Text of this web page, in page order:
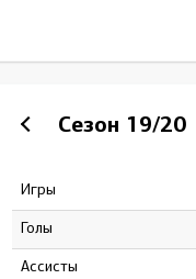
Сезон 19/20
Игры
Голы
Ассисты